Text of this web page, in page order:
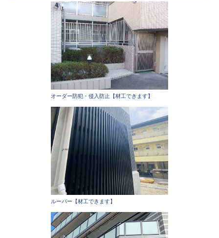
オーダー防犯・侵入防止【材工できます】
ルーバー【材工できます】